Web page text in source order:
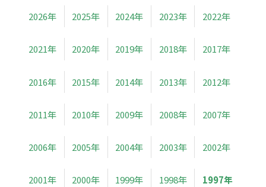
2026年 2025年 2024年 2023年 2022年
2021年 2020年 2019年 2018年 2017年
2016年 2015年 2014年 2013年 2012年
2011年 2010年 2009年 2008年 2007年
2006年 2005年 2004年 2003年 2002年
2001年 2000年 1999年 1998年 1997年